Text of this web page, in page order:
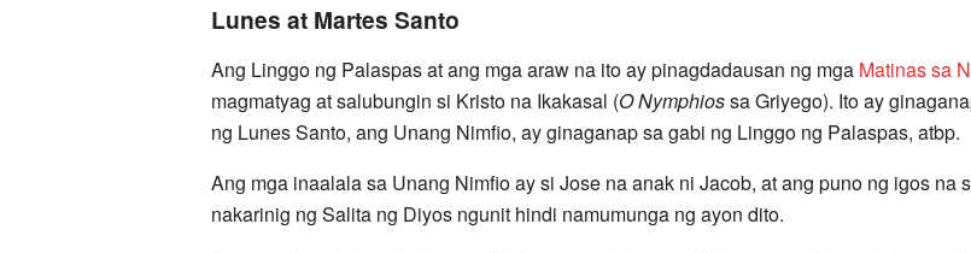
Lunes at Martes Santo
Ang Linggo ng Palaspas at ang mga araw na ito ay pinagdadausan ng mga Matinas sa
magmatyag at salubungin si Kristo na Ikakasal (O Nymphiossa Griyego). Ito ay
ng Lunes Santo, ang Unang Nimfio, ay ginaganap sa gabi ng Linggo ng Palaspas, atbp.
Ang mga inaalala sa Unang Nimfio ay si Jose na anak ni Jacob, at ang puno ng igos
nakarinig ng Salita ng Diyos ngunit hindi namumunga ng ayon dito.